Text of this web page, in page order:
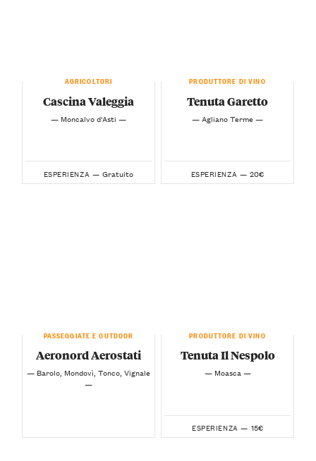
AGRICOLTORI
Cascina Valeggia
— Moncalvo d'Asti —
ESPERIENZA — Gratuito
PRODUTTORE DI VINO
Tenuta Garetto
— Agliano Terme —
ESPERIENZA — 20€
PASSEGGIATE E OUTDOOR
Aeronord Aerostati
— Barolo, Mondovì, Tonco, Vignale
—
PRODUTTORE DI VINO
Tenuta Il Nespolo
— Moasca —
ESPERIENZA — 15€